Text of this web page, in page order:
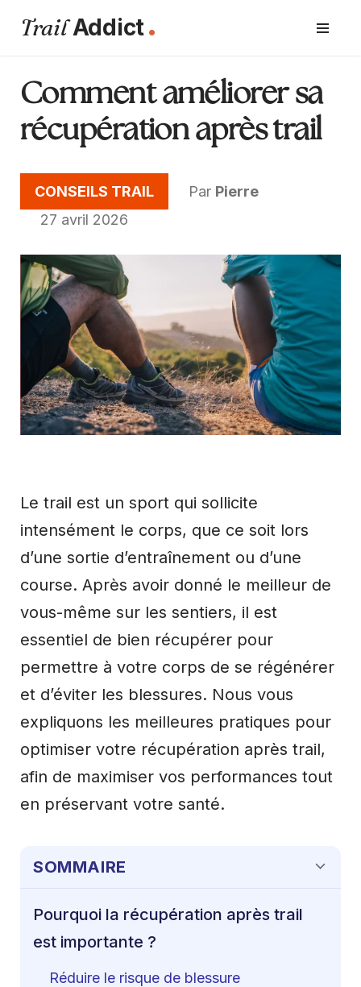
contenu
TrailAddict.
Comment améliorer sa
récupération après trail
CONSEILS TRAIL Par Pierre
27 avril 2026
Le trail est un sport qui sollicite
intensément le corps, que ce soit lors
d’une sortie d’entraînement ou d’une
course. Après avoir donné le meilleur de
vous-même sur les sentiers, il est
essentiel de bien récupérer pour
permettre à votre corps de se régénérer
et d’éviter les blessures. Nous vous
expliquons les meilleures pratiques pour
optimiser votre récupération après trail,
afin de maximiser vos performances tout
en préservant votre santé.
SOMMAIRE
Pourquoi la récupération après trail
est importante ?
Réduire le risque de blessure